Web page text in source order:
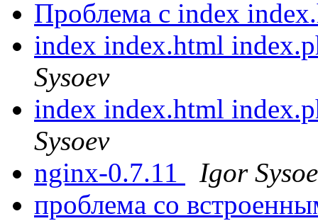
Проблема с index
index index.html
Sysoev
index index.html
Sysoev
nginx-0.7.11
Igor
проблема со